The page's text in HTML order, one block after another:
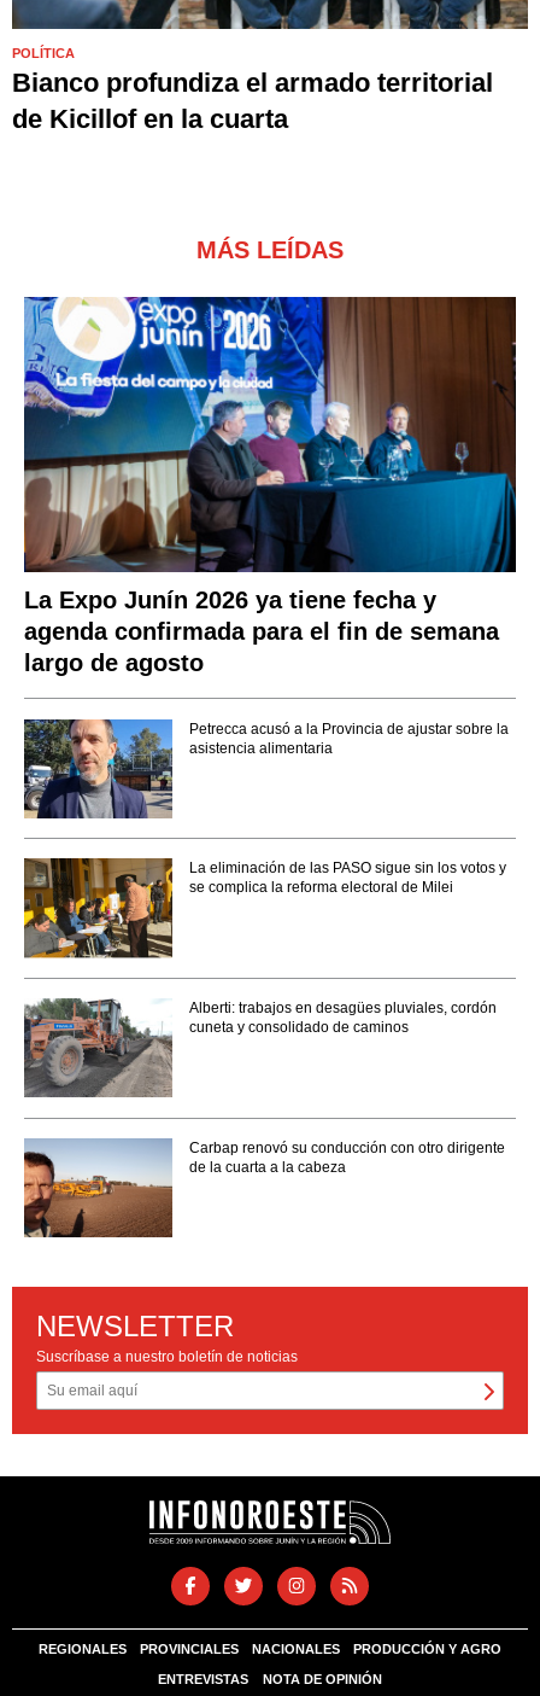
POLÍTICA
Bianco profundiza el armado territorial
de Kicillof en la cuarta
MÁS LEÍDAS
La Expo Junín 2026 ya tiene fecha y
agenda confirmada para el fin de semana
largo de agosto
Petrecca acusó a la Provincia de ajustar sobre la
asistencia alimentaria
La eliminación de las PASO sigue sin los votos y
se complica la reforma electoral de Milei
Alberti: trabajos en desagües pluviales, cordón
cuneta y consolidado de caminos
Carbap renovó su conducción con otro dirigente
de la cuarta a la cabeza
NEWSLETTER
Suscríbase a nuestro boletín de noticias
REGIONALES PROVINCIALES NACIONALES PRODUCCIÓN Y AGRO
ENTREVISTAS NOTA DE OPINIÓN